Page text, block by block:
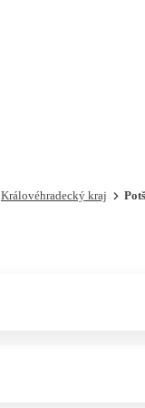
Královéhradecký kraj